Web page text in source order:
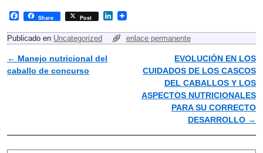
F
c
e
o
o
Share Post
L
n
k
Publicado en Uncategorized enlace permanente
Navegador de artículos
← Manejo nutricional del
caballo de concurso
EVOLUCIÓN EN LOS
CUIDADOS DE LOS CASCOS
DEL CABALLOS Y LOS
ASPECTOS NUTRICIONALES
PARA SU CORRECTO
DESARROLLO →